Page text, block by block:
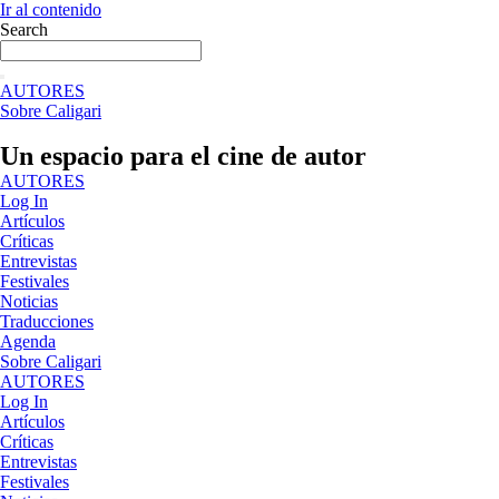
Ir al contenido
Search
AUTORES
Sobre Caligari
Un espacio para el cine de autor
AUTORES
Log In
Artículos
Críticas
Entrevistas
Festivales
Noticias
Traducciones
Agenda
Sobre Caligari
AUTORES
Log In
Artículos
Críticas
Entrevistas
Festivales